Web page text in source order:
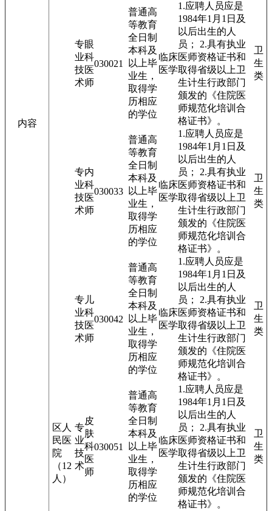
内容
区人
民医
院
（12
人）
专
业
技
术
眼
科
医
师
030021
普通高
等教育
全日制
本科及
以上毕
业生，
取得学
历相应
的学位
临床
医学
1.应聘人员应是
1984年1月1日及
以后出生的人
员； 2.具有执业
医师资格证书和
取得省级以上卫
生计生行政部门
颁发的《住院医
师规范化培训合
格证书》。
卫
生
类
专
业
技
术
内
科
医
师
030033
普通高
等教育
全日制
本科及
以上毕
业生，
取得学
历相应
的学位
临床
医学
1.应聘人员应是
1984年1月1日及
以后出生的人
员； 2.具有执业
医师资格证书和
取得省级以上卫
生计生行政部门
颁发的《住院医
师规范化培训合
格证书》。
卫
生
类
专
业
技
术
儿
科
医
师
030042
普通高
等教育
全日制
本科及
以上毕
业生，
取得学
历相应
的学位
临床
医学
1.应聘人员应是
1984年1月1日及
以后出生的人
员； 2.具有执业
医师资格证书和
取得省级以上卫
生计生行政部门
颁发的《住院医
师规范化培训合
格证书》。
卫
生
类
专
业
技
术
皮
肤
科
医
师
030051
普通高
等教育
全日制
本科及
以上毕
业生，
取得学
历相应
的学位
临床
医学
1.应聘人员应是
1984年1月1日及
以后出生的人
员； 2.具有执业
医师资格证书和
取得省级以上卫
生计生行政部门
颁发的《住院医
师规范化培训合
格证书》。
卫
生
类